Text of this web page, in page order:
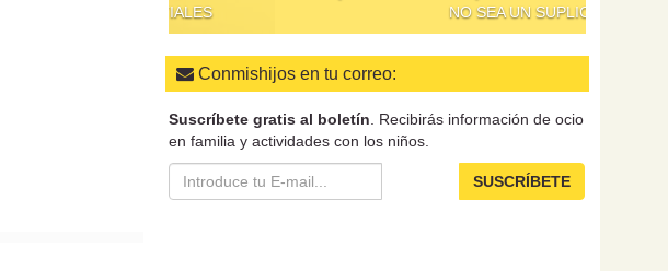
NO SEA UN SUPLICIO
Conmishijos en tu correo:
Suscríbete gratis al boletín . Recibirás información de ocio
en familia y actividades con los niños.
SUSCRÍBETE